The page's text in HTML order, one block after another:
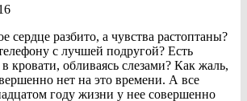
сердце разбито, а чувства растоптаны?
с лучшей подругой? Есть
кровати, обливаясь слезами? Как жаль,
нет на это времени. А все
году жизни у нее совершенно